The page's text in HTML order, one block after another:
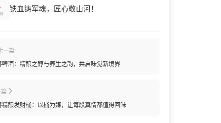
铁血铸军魂，匠心敬山河！
一篇
啤酒：精酿之醇与养生之韵，共启味觉新境界
篇
精酿发财桶：以桶为媒，让每段真情都值得回味